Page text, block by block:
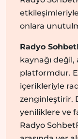
onlara
Radyo
kaynağı değil,
platformdur.
içerikleriyle
zenginleştirir.
yeniliklere ve
Radyo